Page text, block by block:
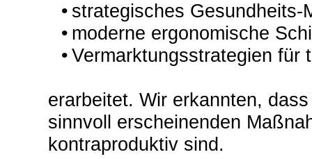
strategisches Gesundheits-
moderne ergonomische
Vermarktungsstrategien für
erarbeitet. Wir erkannten,
sinnvoll erscheinenden
kontraproduktiv sind.